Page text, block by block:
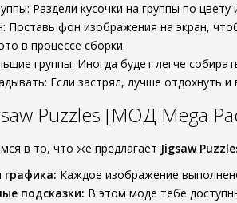
Раздели кусочки на группы по
Поставь фон изображения на экран,
в процессе сборки.
группы: Иногда будет легче
Если застрял, лучше отдохнуть
Puzzles [МОД Mega
в то, что же предлагает Jigsaw
графика: Каждое изображение
подсказки: В этом моде тебе